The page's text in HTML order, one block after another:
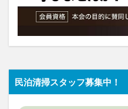
民泊清掃スタッフ募集中！